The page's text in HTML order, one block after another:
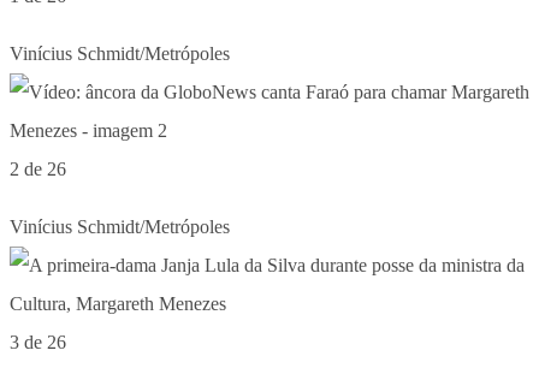
Vinícius Schmidt/Metrópoles
2 de 26
Vinícius Schmidt/Metrópoles
3 de 26